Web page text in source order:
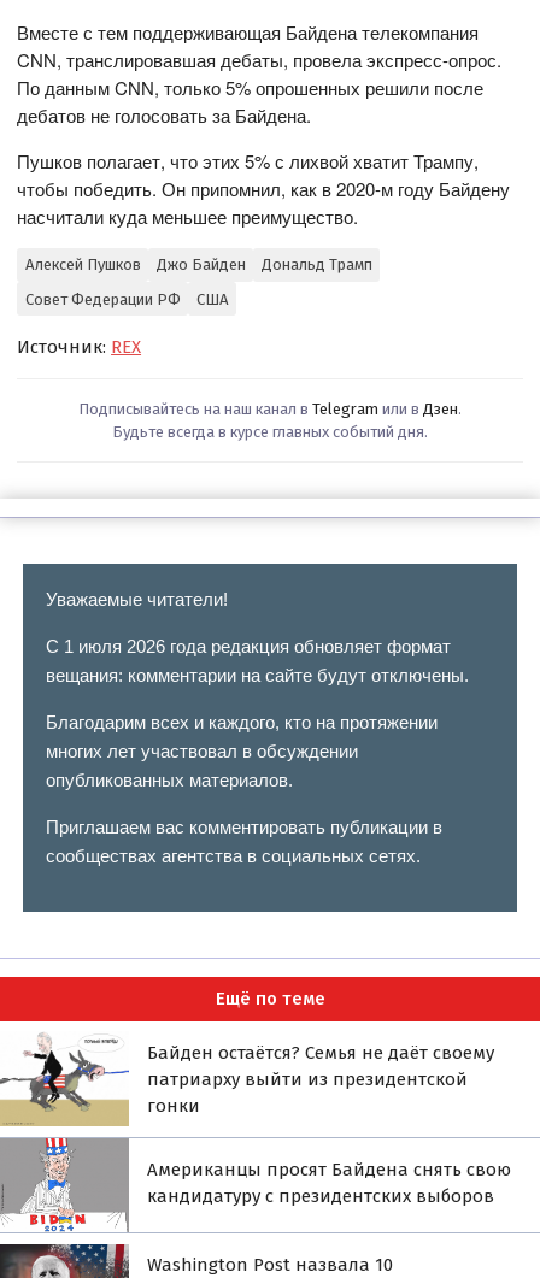
Вместе с тем поддерживающая Байдена телекомпания
CNN, транслировавшая дебаты, провела экспресс-опрос.
По данным CNN, только 5% опрошенных решили после
дебатов не голосовать за Байдена.
Пушков полагает, что этих 5% с лихвой хватит Трампу,
чтобы победить. Он припомнил, как в 2020-м году Байдену
насчитали куда меньшее преимущество.
Алексей Пушков Джо Байден
Дональд Трамп
Совет Федерации РФ
США
Источник: REX
Подписывайтесь на наш канал в Telegram или в Дзен.
Будьте всегда в курсе главных событий дня.
Уважаемые читатели!
С 1 июля 2026 года редакция обновляет формат
вещания: комментарии на сайте будут отключены.
Благодарим всех и каждого, кто на протяжении
многих лет участвовал в обсуждении
опубликованных материалов.
Приглашаем вас комментировать публикации в
сообществах агентства в социальных сетях.
Ещё по теме
Байден остаётся? Семья не даёт своему
патриарху выйти из президентской
гонки
Американцы просят Байдена снять свою
кандидатуру с президентских выборов
Washington Post назвала 10